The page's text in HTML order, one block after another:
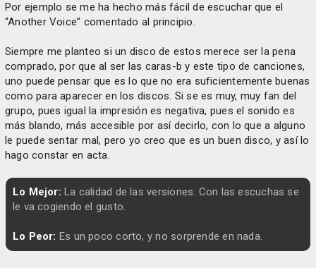
Por ejemplo se me ha hecho más fácil de escuchar que el
“Another Voice” comentado al principio.
Siempre me planteo si un disco de estos merece ser la pena
comprado, por que al ser las caras-b y este tipo de canciones,
uno puede pensar que es lo que no era suficientemente buenas
como para aparecer en los discos. Si se es muy, muy fan del
grupo, pues igual la impresión es negativa, pues el sonido es
más blando, más accesible por así decirlo, con lo que a alguno
le puede sentar mal, pero yo creo que es un buen disco, y así lo
hago constar en acta.
Lo Mejor: La calidad de las versiones. Con las escuchas se
le va cogiendo el gusto.
Lo Peor: Es un poco corto, y no sorprende en nada.